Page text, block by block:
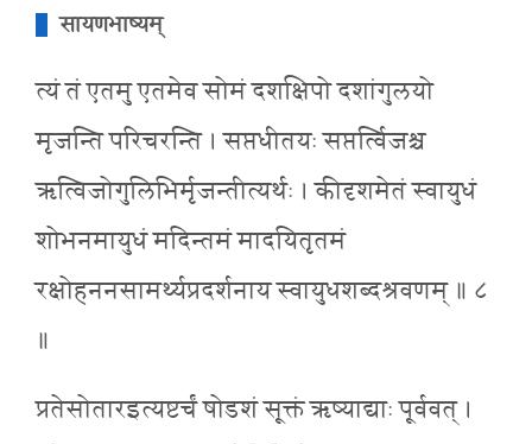
सायणभाष्यम्
त्यं तं एतमु एतमेव सोमं दशक्षिपो दशांगुलयो
मृजन्ति परिचरन्ति । सप्तधीतयः सप्तर्त्विजश्च
ऋत्विजोगुलिभिर्मृजन्तीत्यर्थः । कीदृशमेतं स्वायुधं
शोभनमायुधं मदिन्तमं मादयितृतमं
रक्षोहननसामर्थ्यप्रदर्शनाय स्वायुधशब्दश्रवणम् ॥ ८
॥
प्रतेसोतारइत्यष्टर्चं षोडशं सूक्तं ऋष्याद्याः पूर्ववत् ।